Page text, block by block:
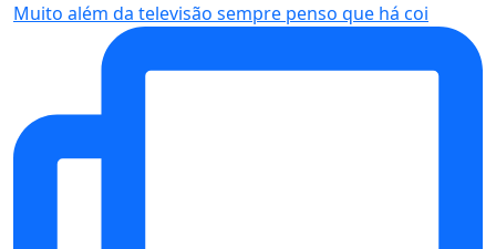
Muito além da televisão sempre penso que há coi